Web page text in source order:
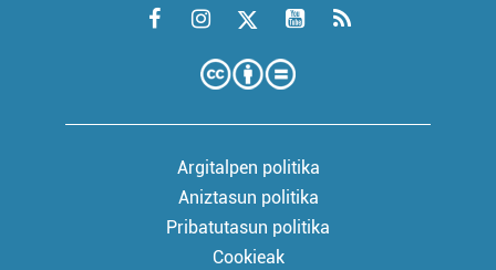
Argitalpen politika
Aniztasun politika
Pribatutasun politika
Cookieak